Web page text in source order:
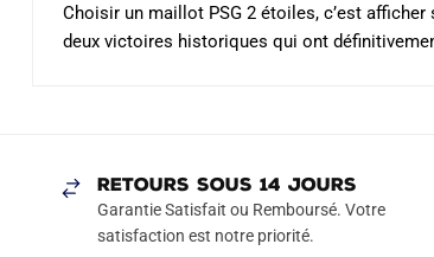
Choisir un maillot PSG 2 étoiles, c’est
deux victoires historiques qui ont
RETOURS SOUS 14 JOURS
Garantie Satisfait ou Remboursé. Votre
satisfaction est notre priorité.